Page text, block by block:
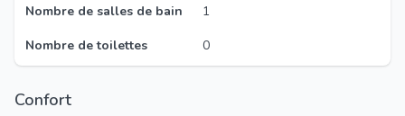
Nombre de salles de bain
1
Nombre de toilettes
0
Confort